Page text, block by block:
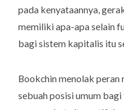
pada kenyataannya,
memiliki apa-apa selain
bagi sistem kapitalis itu
Bookchin menolak
sebuah posisi umum